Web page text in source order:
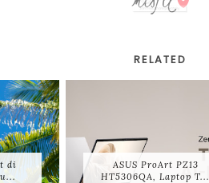
RELATED
di
ASUS ProArt PZ13
HT5306QA, Laptop T...